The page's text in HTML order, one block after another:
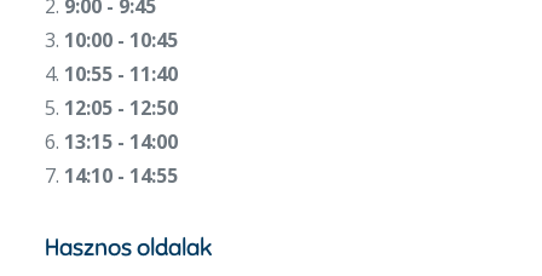
2. 9:00 - 9:45
3. 10:00 - 10:45
4. 10:55 - 11:40
5. 12:05 - 12:50
6. 13:15 - 14:00
7. 14:10 - 14:55
Hasznos oldalak